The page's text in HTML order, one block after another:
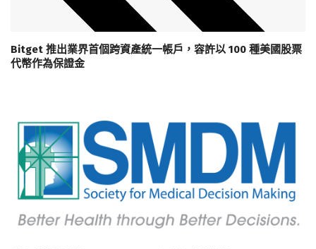
Bitget 推出業界首個跨資產統一帳戶，容許以 100 種美國股票
代幣作為保證金